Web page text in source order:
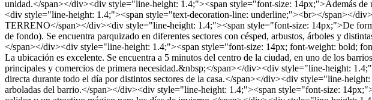
unidad.</span></div><div style="line-height: 1.4;"><span style="font-size: 14px;">Además
<div style="line-height: 1.4;"><span style="text-decoration-line: underline;"><br></span></
TERRENO</span></div><div style="line-height: 1.4;"><span style="font-size: 14px;">De
de fondo). Se encuentra parquizado en diferentes sectores con césped, arbustos, árboles y
</span></div><div style="line-height: 1.4;"><span style="font-size: 14px; font-weight: bold;
La ubicación es excelente. Se encuentra a 5 minutos del centro de la ciudad, en uno de los
principales y comercios de primera necesidad.&nbsp;</span></div><div style="line-height:
directa durante todo el día por distintos sectores de la casa.</span></div><div style="line-
arboladas del barrio.</span></div><div style="line-height: 1.4;"><span style="font-size: